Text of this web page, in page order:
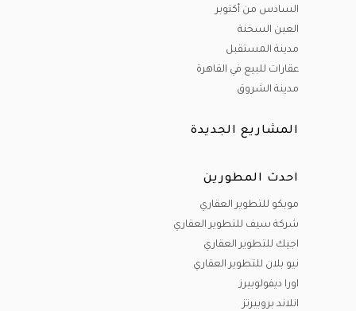
السادس من أكتوبر
العين السخنة
مدينة المستقبل
عقارات للبيع في القاهرة
مدينة الشروق
المشاريع الجديدة
احدث المطورين
موبكو للتطوير العقاري
شركة سيف للتطوير العقاري
اجيك للتطوير العقاري
نيو بلان للتطوير العقاري
اورا ديفولوبيرز
انلاند بروبيرتز